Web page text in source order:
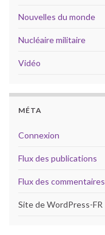
Nouvelles du monde
Nucléaire militaire
Vidéo
MÉTA
Connexion
Flux des publications
Flux des commentaires
Site de WordPress-FR